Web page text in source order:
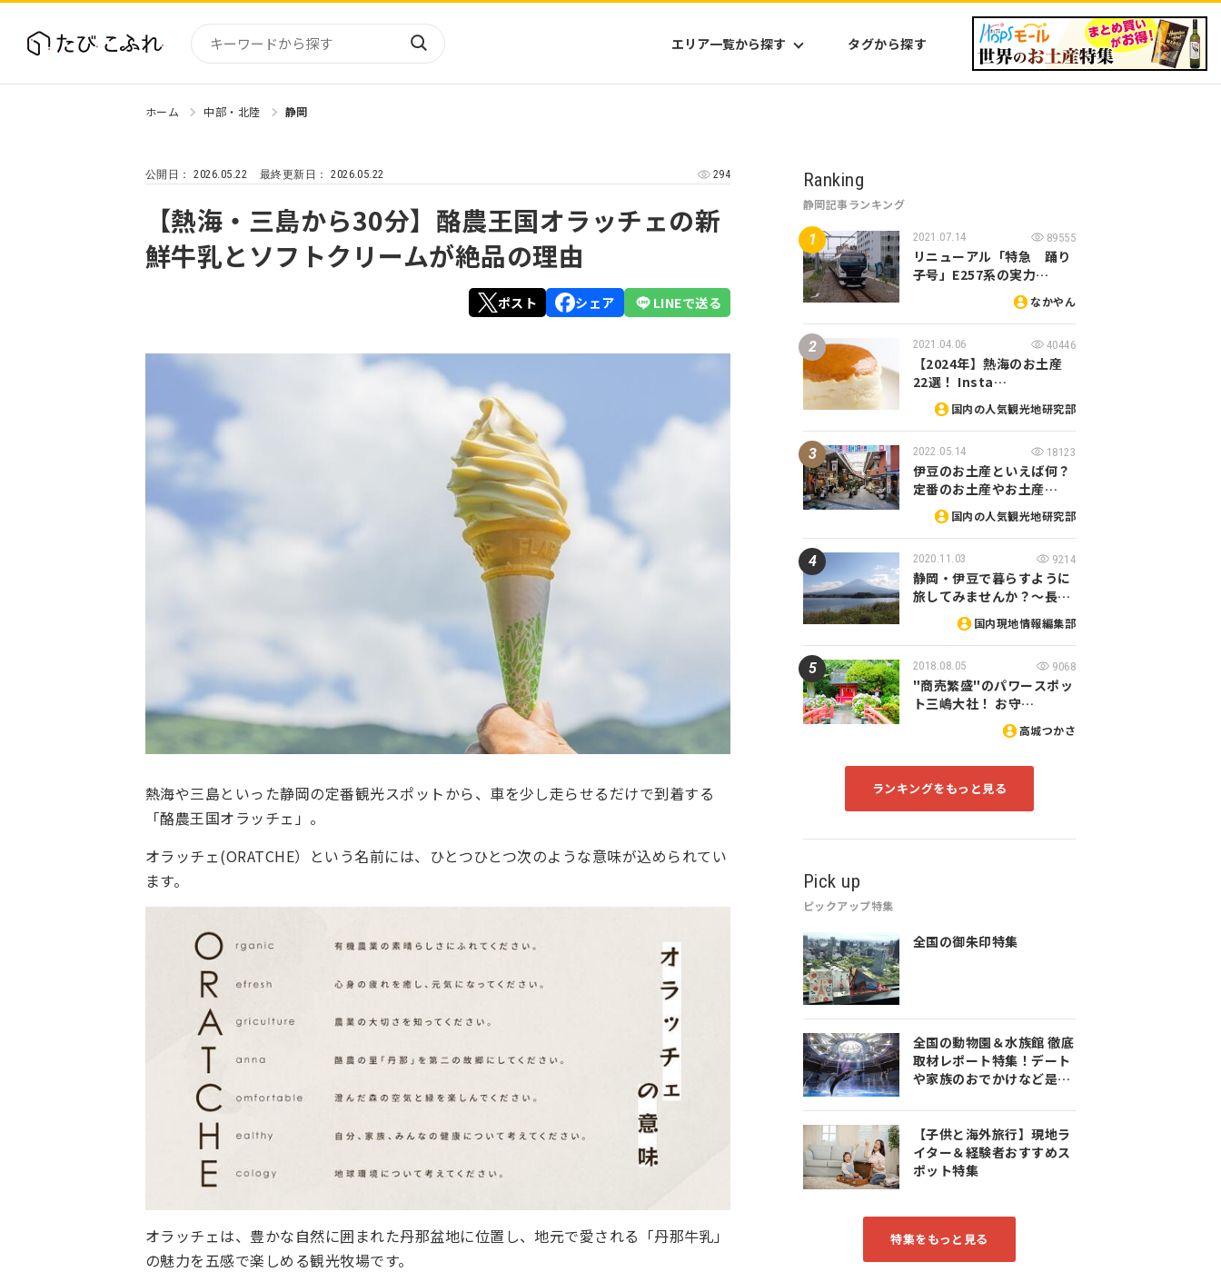
エリア一覧から探す タグから探す
東北
関東
中部・北陸
近畿
四国
九州
沖縄
アジア
北米
中南米
中近東
ハワイ
ミクロネシア
オセアニア
ホーム 中部・北陸 静岡
公開日：2026.05.22 最終更新日：2026.05.22 294
【熱海・三島から30分】酪農王国オラッチェの新
鮮牛乳とソフトクリームが絶品の理由
ポスト シェア LINEで送る
熱海や三島といった静岡の定番観光スポットから、車を少し走らせるだけで到着する
「酪農王国オラッチェ」。
オラッチェ(ORATCHE）という名前には、ひとつひとつ次のような意味が込められてい
ます。
オラッチェは、豊かな自然に囲まれた丹那盆地に位置し、地元で愛される「丹那牛乳」
の魅力を五感で楽しめる観光牧場です。
Ranking
静岡記事ランキング
2021.07.14 89555
リニューアル「特急 踊り
子号」E257系の実力…
なかやん
2021.04.06 40446
【2024年】熱海のお土産
22選！ Insta…
国内の人気観光地研究部
2022.05.14 18123
伊豆のお土産といえば何？
定番のお土産やお土産…
国内の人気観光地研究部
2020.11.03 9214
静岡・伊豆で暮らすように
旅してみませんか？～長…
国内現地情報編集部
2018.08.05 9068
"商売繁盛"のパワースポッ
ト三嶋大社！ お守…
高城つかさ
ランキングをもっと見る
Pick up
ピックアップ特集
全国の御朱印特集
全国の動物園＆水族館 徹底
取材レポート特集！デート
や家族のおでかけなど是非
【子供と海外旅行】現地ラ
イター＆経験者おすすめス
ポット特集
特集をもっと見る